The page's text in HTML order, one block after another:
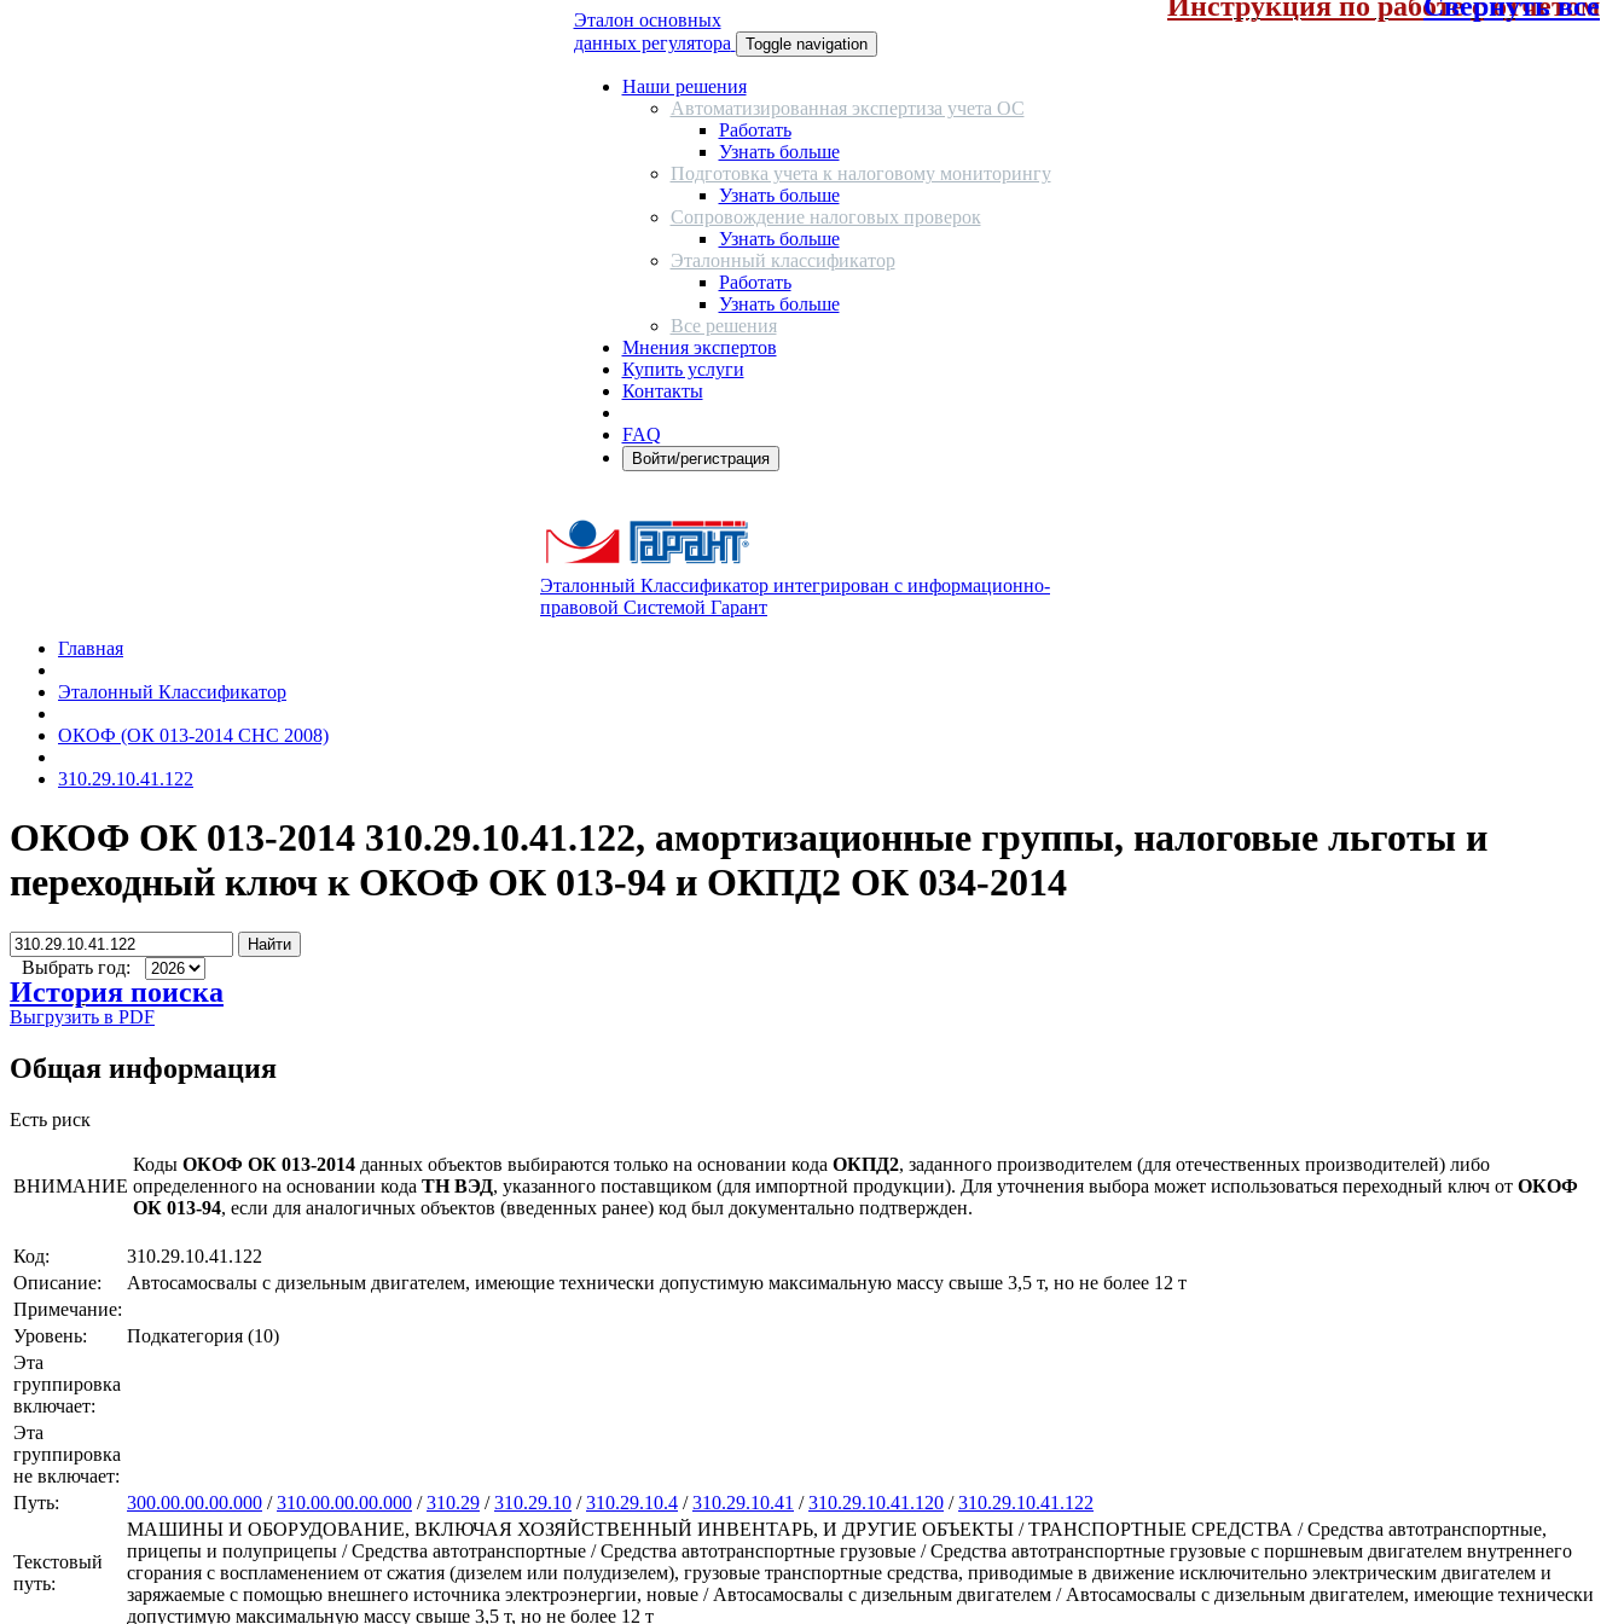
Эталон основных
данных регулятора
Toggle navigation
Наши решения
Автоматизированная экспертиза учета ОС
Работать
Узнать больше
Подготовка учета к налоговому мониторингу
Узнать больше
Сопровождение налоговых проверок
Узнать больше
Эталонный классификатор
Работать
Узнать больше
Все решения
Мнения экспертов
Купить услуги
Контакты
FAQ
Войти/регистрация
Эталонный Классификатор интегрирован с информационно-
правовой Системой Гарант
Главная
Эталонный Классификатор
ОКОФ (ОК 013-2014 СНС 2008)
310.29.10.41.122
ОКОФ ОК 013-2014 310.29.10.41.122, амортизационные группы, налоговые льготы и
переходный ключ к ОКОФ ОК 013-94 и ОКПД2 ОК 034-2014
Найти
Выбрать год:
История поиска
Выгрузить в PDF
Общая информация
Есть риск
ВНИМАНИЕ
Коды ОКОФ ОК 013-2014 данных объектов выбираются только на основании кода ОКПД2, заданного производителем (для отечественных производителей) либо
определенного на основании кода ТН ВЭД, указанного поставщиком (для импортной продукции). Для уточнения выбора может использоваться переходный ключ от ОКОФ
ОК 013-94, если для аналогичных объектов (введенных ранее) код был документально подтвержден.
Код:
310.29.10.41.122
Описание:
Автосамосвалы с дизельным двигателем, имеющие технически допустимую максимальную массу свыше 3,5 т, но не более 12 т
Примечание:
Уровень:
Подкатегория (10)
Эта
группировка
включает:
Эта
группировка
не включает:
Путь:
300.00.00.00.000 /310.00.00.00.000 /310.29 /310.29.10 /310.29.10.4 /310.29.10.41 /310.29.10.41.120 /310.29.10.41.122
Текстовый
путь:
МАШИНЫ И ОБОРУДОВАНИЕ, ВКЛЮЧАЯ ХОЗЯЙСТВЕННЫЙ ИНВЕНТАРЬ, И ДРУГИЕ ОБЪЕКТЫ / ТРАНСПОРТНЫЕ СРЕДСТВА / Средства автотранспортные,
прицепы и полуприцепы / Средства автотранспортные / Средства автотранспортные грузовые / Средства автотранспортные грузовые с поршневым двигателем внутреннего
сгорания с воспламенением от сжатия (дизелем или полудизелем), грузовые транспортные средства, приводи­мые в движение исключительно электрическим двигателем и
заряжаемые с помощью внешнего источника электроэнергии, новые / Автосамосвалы с дизельным двигателем / Автосамосвалы с дизельным двигателем, имеющие технически
допустимую максимальную массу свыше 3,5 т, но не более 12 т